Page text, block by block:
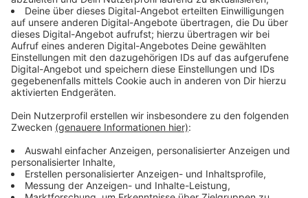
Arbeitsmarkt
Anzeige
Nach Einschätzung der Arbeitsagentur gibt es mehrere
Gründe für diese Entwicklung. Eine Rolle spielen
globale wirtschaftliche Unsicherheiten, die auch
Unternehmen am Niederrhein zurückhaltender bei
Neueinstellungen machen.
Hinzu kommt, dass viele Betriebe geplante
Einstellungen verschieben oder ganz darauf